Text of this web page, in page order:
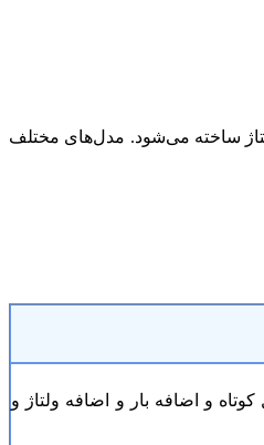
ساخته می‌شود. مدل‌های مختلف
کوتاه و اضافه بار و اضافه ولتاژ و